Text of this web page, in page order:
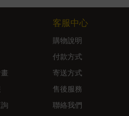
客服中心
購物說明
付款方式
寄送方式
售後服務
聯絡我們